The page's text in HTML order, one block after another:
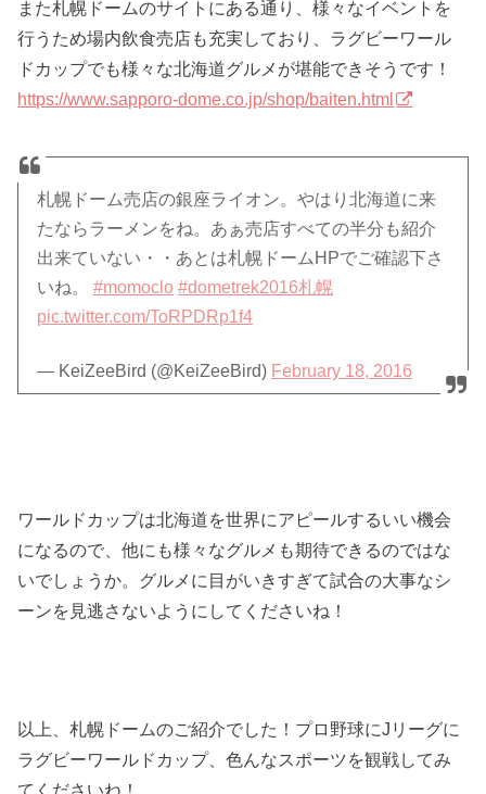
また札幌ドームのサイトにある通り、様々なイベントを
行うため場内飲食売店も充実しており、ラグビーワール
ドカップでも様々な北海道グルメが堪能できそうです！
https://www.sapporo-dome.co.jp/shop/baiten.html
札幌ドーム売店の銀座ライオン。やはり北海道に来
たならラーメンをね。あぁ売店すべての半分も紹介
出来ていない・・あとは札幌ドームHPでご確認下さ
いね。#momoclo #dometrek2016札幌
pic.twitter.com/ToRPDRp1f4
— KeiZeeBird (@KeiZeeBird) February 18, 2016
ワールドカップは北海道を世界にアピールするいい機会
になるので、他にも様々なグルメも期待できるのではな
いでしょうか。グルメに目がいきすぎて試合の大事なシ
ーンを見逃さないようにしてくださいね！
以上、札幌ドームのご紹介でした！プロ野球にJリーグに
ラグビーワールドカップ、色んなスポーツを観戦してみ
てくださいね！